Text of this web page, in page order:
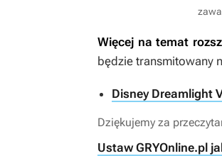
Więcej na temat
będzie transmitowany
Disney Dreamlight
Dziękujemy za
Ustaw GRYOnline.pl